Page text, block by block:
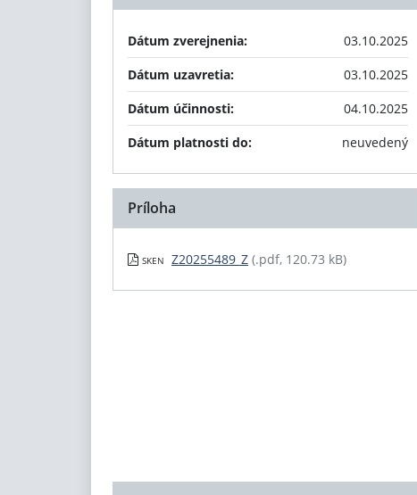
Dátum zverejnenia:
03.10.2025
Dátum uzavretia:
03.10.2025
Dátum účinnosti:
04.10.2025
Dátum platnosti do:
neuvedený
Príloha
SKEN Z20255489_Z (.pdf, 120.73 kB)